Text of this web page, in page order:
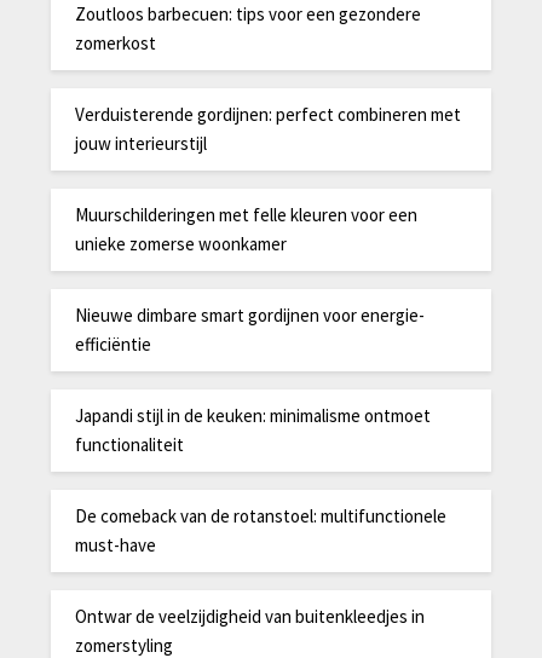
Zoutloos barbecuen: tips voor een gezondere
zomerkost
Verduisterende gordijnen: perfect combineren met
jouw interieurstijl
Muurschilderingen met felle kleuren voor een
unieke zomerse woonkamer
Nieuwe dimbare smart gordijnen voor energie-
efficiëntie
Japandi stijl in de keuken: minimalisme ontmoet
functionaliteit
De comeback van de rotanstoel: multifunctionele
must-have
Ontwar de veelzijdigheid van buitenkleedjes in
zomerstyling